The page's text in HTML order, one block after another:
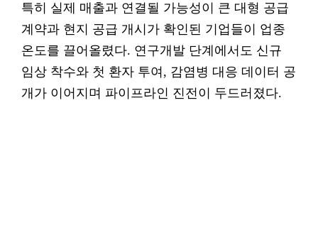
특히 실제 매출과 연결될 가능성이 큰 대형 공급
계약과 현지 공급 개시가 확인된 기업들이 업종
온도를 끌어올렸다. 연구개발 단계에서도 신규
임상 착수와 첫 환자 투여, 감염병 대응 데이터 공
개가 이어지며 파이프라인 진전이 두드러졌다.